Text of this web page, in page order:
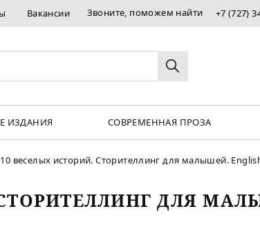
Вакансии Звоните, поможем найти +7 (727)
ИЗДАНИЯ СОВРЕМЕННАЯ ПРОЗА
10 веселых историй. Сторителлинг для малышей.
ДЛЯ